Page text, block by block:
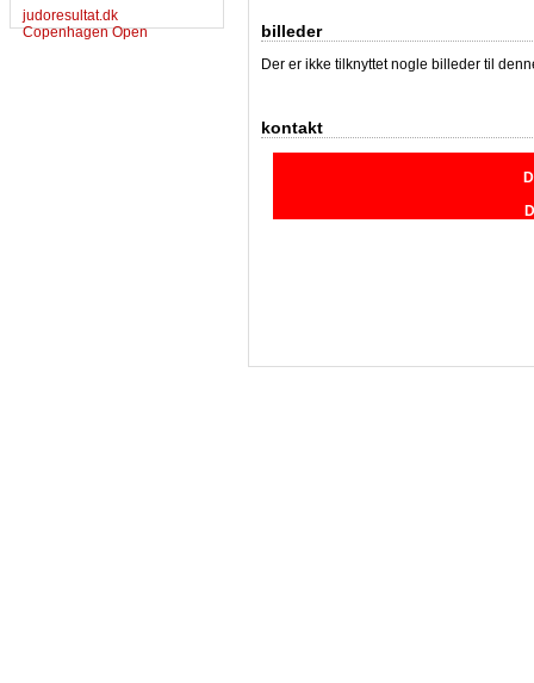
judoresultat.dk
Copenhagen Open
billeder
Der er ikke tilknyttet nogle billeder til
kontakt